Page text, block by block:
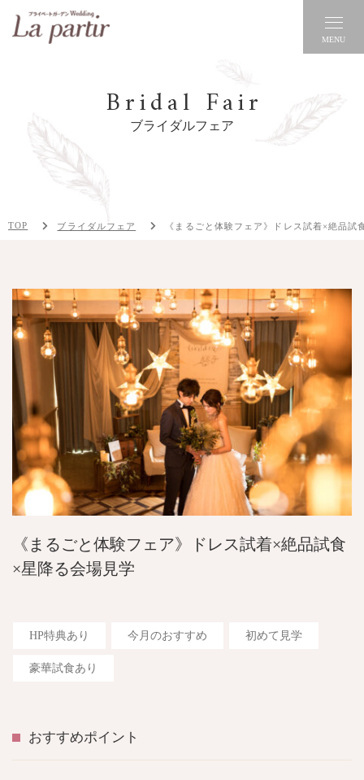
MENU
Bridal Fair
ブライダルフェア
TOP ブライダルフェア 《まるごと体験フェア》ドレス試着×絶品試
《まるごと体験フェア》ドレス試着×絶品試食
×星降る会場見学
HP特典あり 今月のおすすめ 初めて見学
豪華試食あり
おすすめポイント